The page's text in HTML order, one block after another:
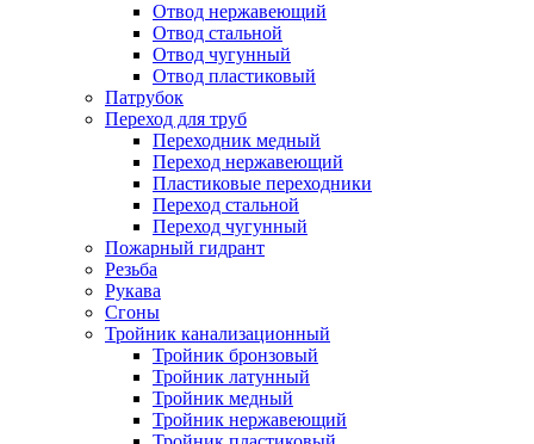
Отвод нержавеющий
Отвод стальной
Отвод чугунный
Отвод пластиковый
Патрубок
Переход для труб
Переходник медный
Переход нержавеющий
Пластиковые переходники
Переход стальной
Переход чугунный
Пожарный гидрант
Резьба
Рукава
Сгоны
Тройник канализационный
Тройник бронзовый
Тройник латунный
Тройник медный
Тройник нержавеющий